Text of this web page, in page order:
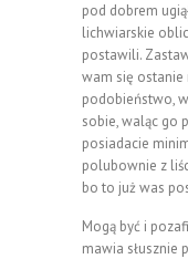
pod dobrem
lichwiarskie
postawili.
wam się
podobieństwo,
sobie, waląc go
posiadacie
polubownie z
bo to już was
Mogą być i
mawia słusznie